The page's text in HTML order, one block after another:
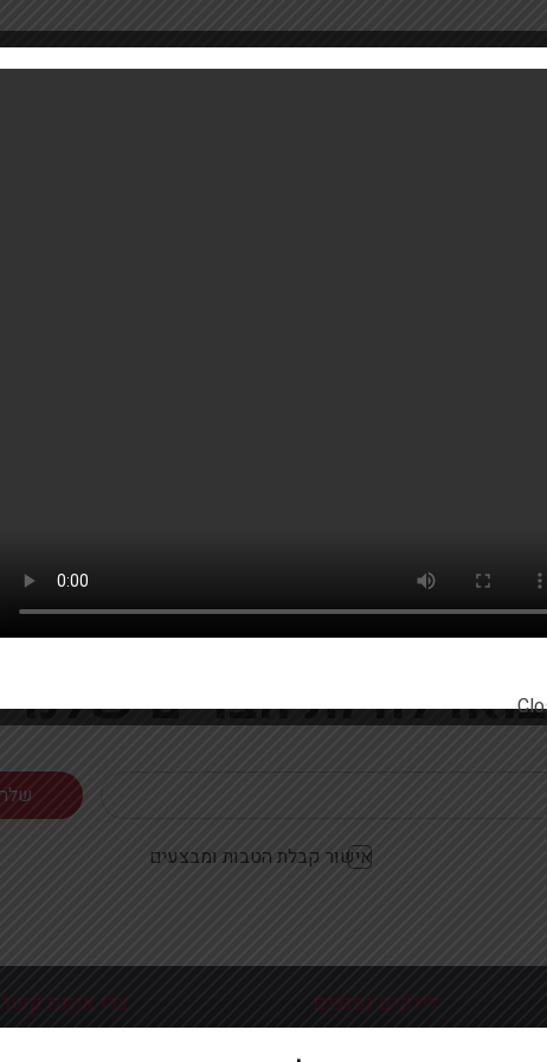
רוצים להתעדכן ראשונים על מבצעים והטבות?
בואו להיות חברים שלנו
אישור קבלת הטבות ומבצעים
לינקים נפוצים צרו איתנו קשר